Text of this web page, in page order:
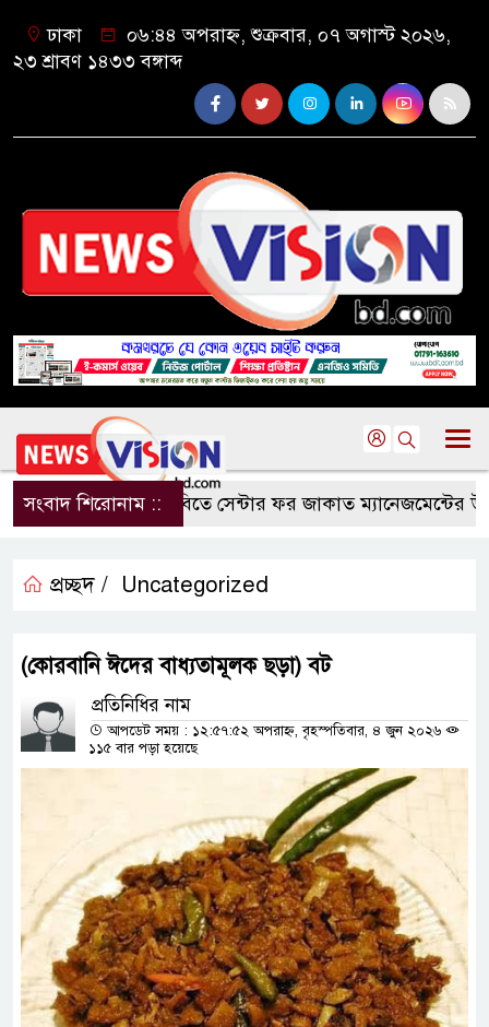
ঢাকা
০৬:৪৪ অপরাহ্ন, শুক্রবার, ০৭ অগাস্ট ২০২৬,
২৩ শ্রাবণ ১৪৩৩ বঙ্গাব্দ
সংবাদ শিরোনাম ::কুবিতে সেন্টার ফর জাকাত ম্যানেজমেন্টের
প্রচ্ছদ / Uncategorized
(কোরবানি ঈদের বাধ্যতামূলক ছড়া) বট
প্রতিনিধির নাম
আপডেট সময় : ১২:৫৭:৫২ অপরাহ্ন, বৃহস্পতিবার, ৪ জুন ২০২৬
১১৫ বার পড়া হয়েছে